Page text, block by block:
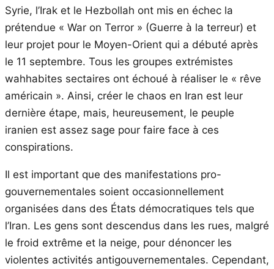
Syrie, l’Irak et le Hezbollah ont mis en échec la
prétendue « War on Terror » (Guerre à la terreur) et
leur projet pour le Moyen-Orient qui a débuté après
le 11 septembre. Tous les groupes extrémistes
wahhabites sectaires ont échoué à réaliser le « rêve
américain ». Ainsi, créer le chaos en Iran est leur
dernière étape, mais, heureusement, le peuple
iranien est assez sage pour faire face à ces
conspirations.
Il est important que des manifestations pro-
gouvernementales soient occasionnellement
organisées dans des États démocratiques tels que
l’Iran. Les gens sont descendus dans les rues, malgré
le froid extrême et la neige, pour dénoncer les
violentes activités antigouvernementales. Cependant,